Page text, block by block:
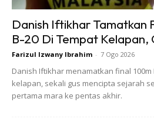
(SDG) serta melahirkan generasi
beretika. Bagi beliau, kejayaan
diukur pada saiz aset semata-
kemampuannya mengubah
menjamin masa depan.
Danish Iftikhar Tamatkan
B-20 Di Tempat Kelapan,
Farizul Izwany Ibrahim - 7 Ogo 2026
Danish Iftikhar menamatkan final 100m
kelapan, sekali gus mencipta sejarah
pertama mara ke pentas akhir.